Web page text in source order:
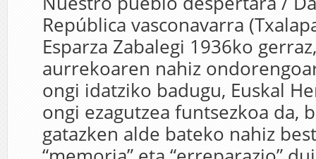
República vasconavarra
Esparza Zabalegi 1936ko
aurrekoaren nahiz
ongi idatziko badugu, Euskal
ongi ezagutzea funtsezkoa da,
gatazken alde bateko nahiz